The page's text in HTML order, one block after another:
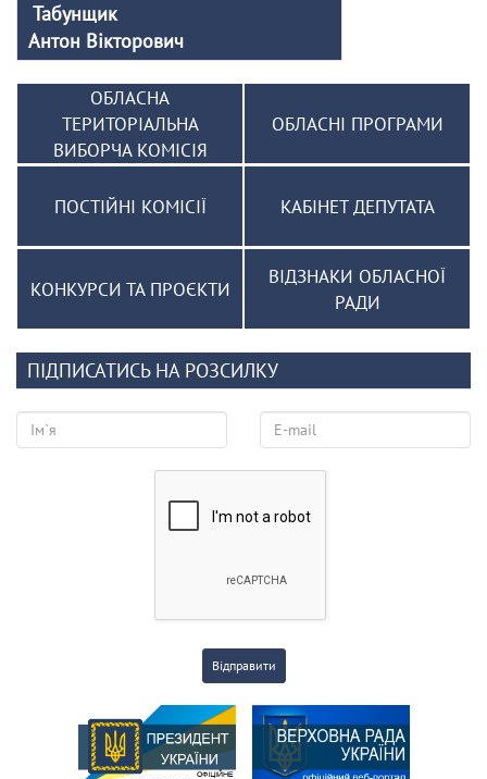
Табунщик
Антон Вікторович
ОБЛАСНА
ТЕРИТОРІАЛЬНА
ВИБОРЧА КОМІСІЯ
ОБЛАСНІ ПРОГРАМИ
ПОСТІЙНІ КОМІСІЇ КАБІНЕТ ДЕПУТАТА
КОНКУРСИ ТА ПРОЄКТИ
ВІДЗНАКИ ОБЛАСНОЇ
РАДИ
ПІДПИСАТИСЬ НА РОЗСИЛКУ
Відправити